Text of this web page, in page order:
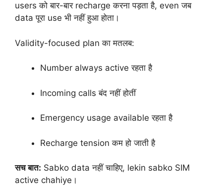
users को बार-बार recharge करना पड़ता है, even जब
data पूरा use भी नहीं हुआ होता।
Validity-focused plan का मतलब:
Number always active रहता है
Incoming calls बंद नहीं होतीं
Emergency usage available रहता है
Recharge tension कम हो जाती है
सच बात: Sabko data नहीं चाहिए, lekin sabko SIM
active chahiye।